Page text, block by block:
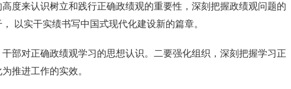
度来认识树立和践行正确政绩观的重要性，深刻把握政绩观问题的
以实干实绩书写中国式现代化建设新的篇章。
部对正确政绩观学习的思想认识。二要强化组织，深刻把握学习正
推进工作的实效。